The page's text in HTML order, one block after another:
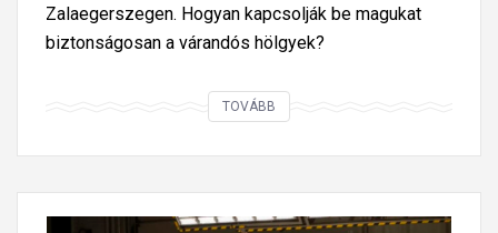
Zalaegerszegen. Hogyan kapcsolják be magukat
biztonságosan a várandós hölgyek?
TOVÁBB
U
k